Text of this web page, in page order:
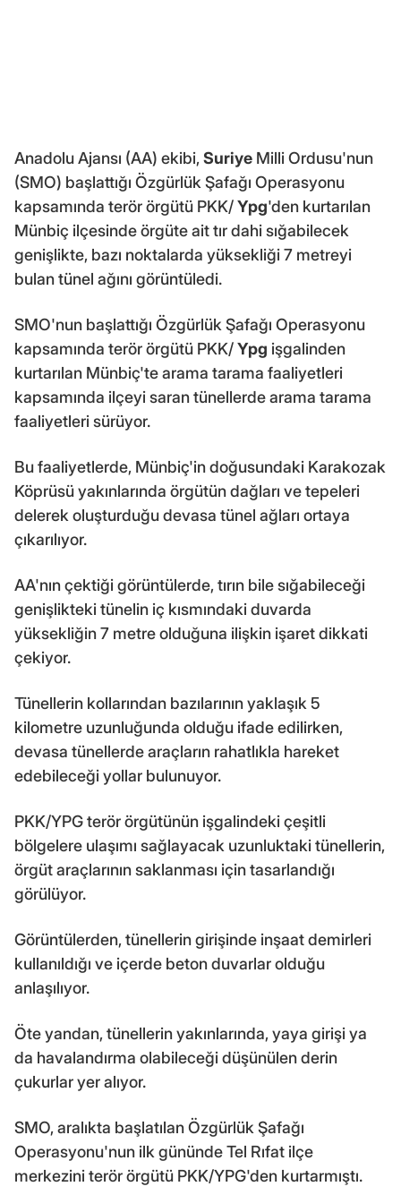
Anadolu Ajansı (AA) ekibi,Suriye Milli Ordusu'nun
(SMO) başlattığı Özgürlük Şafağı Operasyonu
kapsamında terör örgütü PKK/Ypg'den kurtarılan
Münbiç ilçesinde örgüte ait tır dahi sığabilecek
genişlikte, bazı noktalarda yüksekliği 7 metreyi
bulan tünel ağını görüntüledi.
SMO'nun başlattığı Özgürlük Şafağı Operasyonu
kapsamında terör örgütü PKK/Ypg işgalinden
kurtarılan Münbiç'te arama tarama faaliyetleri
kapsamında ilçeyi saran tünellerde arama tarama
faaliyetleri sürüyor.
Bu faaliyetlerde, Münbiç'in doğusundaki Karakozak
Köprüsü yakınlarında örgütün dağları ve tepeleri
delerek oluşturduğu devasa tünel ağları ortaya
çıkarılıyor.
AA'nın çektiği görüntülerde, tırın bile sığabileceği
genişlikteki tünelin iç kısmındaki duvarda
yüksekliğin 7 metre olduğuna ilişkin işaret dikkati
çekiyor.
Tünellerin kollarından bazılarının yaklaşık 5
kilometre uzunluğunda olduğu ifade edilirken,
devasa tünellerde araçların rahatlıkla hareket
edebileceği yollar bulunuyor.
PKK/YPG terör örgütünün işgalindeki çeşitli
bölgelere ulaşımı sağlayacak uzunluktaki tünellerin,
örgüt araçlarının saklanması için tasarlandığı
görülüyor.
Görüntülerden, tünellerin girişinde inşaat demirleri
kullanıldığı ve içerde beton duvarlar olduğu
anlaşılıyor.
Öte yandan, tünellerin yakınlarında, yaya girişi ya
da havalandırma olabileceği düşünülen derin
çukurlar yer alıyor.
SMO, aralıkta başlatılan Özgürlük Şafağı
Operasyonu'nun ilk gününde Tel Rıfat ilçe
merkezini terör örgütü PKK/YPG'den kurtarmıştı.